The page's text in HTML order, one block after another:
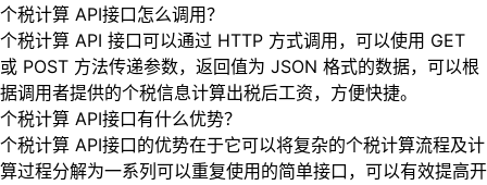
个税计算 API接口怎么调用？
个税计算 API 接口可以通过 HTTP 方式调用，可以使用 GET
或 POST 方法传递参数，返回值为 JSON 格式的数据，可以根
据调用者提供的个税信息计算出税后工资，方便快捷。
个税计算 API接口有什么优势？
个税计算 API接口的优势在于它可以将复杂的个税计算流程及计
算过程分解为一系列可以重复使用的简单接口，可以有效提高开